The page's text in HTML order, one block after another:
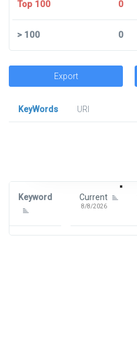
Top 100 0
>100 0
Export
KeyWords
URl
Keyword Current
8/8/2026